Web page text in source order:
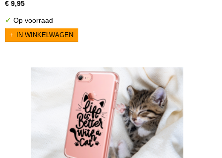
€ 9,95
✓ Op voorraad
IN WINKELWAGEN